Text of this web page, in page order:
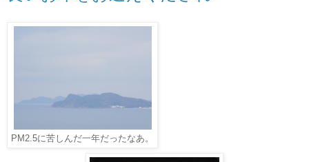
PM2.5に苦しんだ一年だったなあ。